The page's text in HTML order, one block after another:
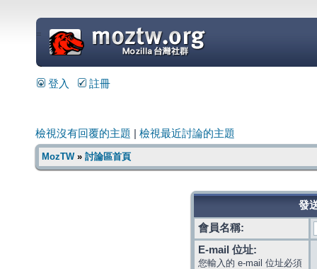
=
登入 註冊
檢視沒有回覆的主題 檢視最近討論的主題
MozTW» 討論區首頁
發
會員名稱:
E-mail 位址:
您輸入的 e-mail 位址必須